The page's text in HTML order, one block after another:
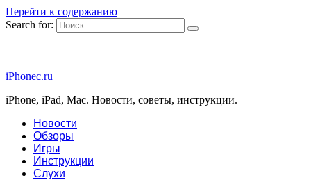
Перейти к содержанию
Search for:
iPhonec.ru
iPhone, iPad, Mac. Новости, советы, инструкции.
Новости
Обзоры
Игры
Инструкции
Слухи